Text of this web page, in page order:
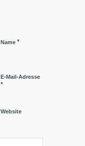
Name *
E-Mail-Adresse
*
Website